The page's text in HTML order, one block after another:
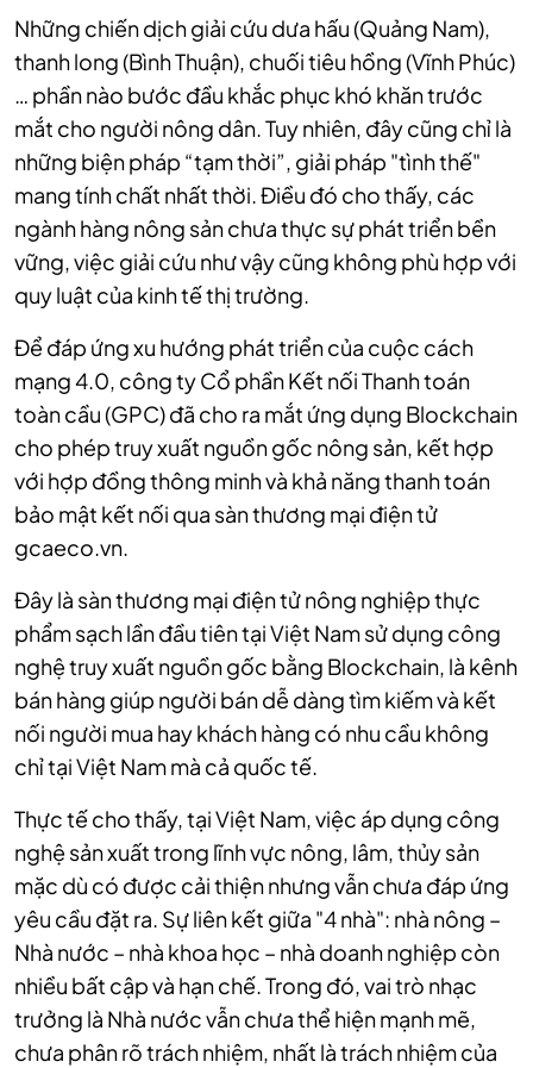
Những chiến dịch giải cứu dưa hấu (Quảng Nam),
thanh long (Bình Thuận), chuối tiêu hồng (Vĩnh Phúc)
… phần nào bước đầu khắc phục khó khăn trước
mắt cho người nông dân. Tuy nhiên, đây cũng chỉ là
những biện pháp “tạm thời”, giải pháp "tình thế"
mang tính chất nhất thời. Điều đó cho thấy, các
ngành hàng nông sản chưa thực sự phát triển bền
vững, việc giải cứu như vậy cũng không phù hợp với
quy luật của kinh tế thị trường.
Để đáp ứng xu hướng phát triển của cuộc cách
mạng 4.0, công ty Cổ phần Kết nối Thanh toán
toàn cầu (GPC) đã cho ra mắt ứng dụng Blockchain
cho phép truy xuất nguồn gốc nông sản, kết hợp
với hợp đồng thông minh và khả năng thanh toán
bảo mật kết nối qua sàn thương mại điện tử
gcaeco.vn.
Đây là sàn thương mại điện tử nông nghiệp thực
phẩm sạch lần đầu tiên tại Việt Nam sử dụng công
nghệ truy xuất nguồn gốc bằng Blockchain, là kênh
bán hàng giúp người bán dễ dàng tìm kiếm và kết
nối người mua hay khách hàng có nhu cầu không
chỉ tại Việt Nam mà cả quốc tế.
Thực tế cho thấy, tại Việt Nam, việc áp dụng công
nghệ sản xuất trong lĩnh vực nông, lâm, thủy sản
mặc dù có được cải thiện nhưng vẫn chưa đáp ứng
yêu cầu đặt ra. Sự liên kết giữa "4 nhà": nhà nông –
Nhà nước – nhà khoa học – nhà doanh nghiệp còn
nhiều bất cập và hạn chế. Trong đó, vai trò nhạc
trưởng là Nhà nước vẫn chưa thể hiện mạnh mẽ,
chưa phân rõ trách nhiệm, nhất là trách nhiệm của